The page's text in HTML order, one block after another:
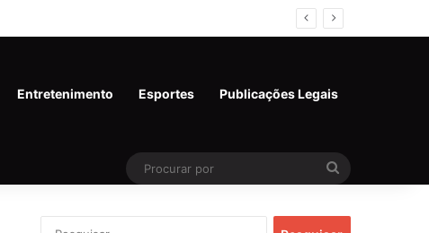
Entretenimento Esportes Publicações Legais
Procurar